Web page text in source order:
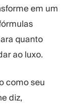
em um
quanto
ao luxo.
como seu
diz,